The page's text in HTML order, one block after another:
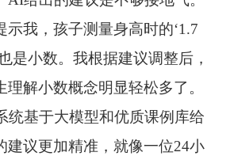
示我，孩子测量身高时的‘1.7
是小数。我根据建议调整后，
理解小数概念明显轻松多了。
统基于大模型和优质课例库给
建议更加精准，就像一位24小